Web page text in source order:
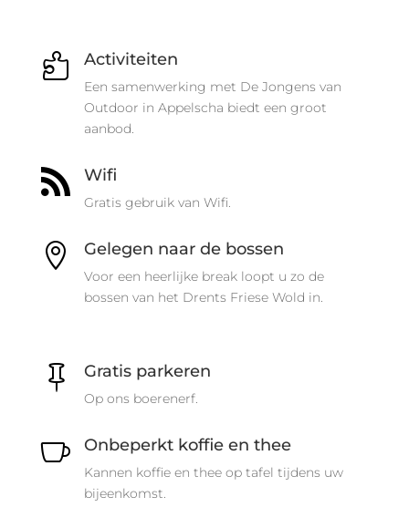
 Activiteiten
Een samenwerking met De Jongens van
Outdoor in Appelscha biedt een groot
aanbod.
 Wifi
Gratis gebruik van Wifi.
 Gelegen naar de bossen
Voor een heerlijke break loopt u zo de
bossen van het Drents Friese Wold in.
 Gratis parkeren
Op ons boerenerf.
 Onbeperkt koffie en thee
Kannen koffie en thee op tafel tijdens uw
bijeenkomst.